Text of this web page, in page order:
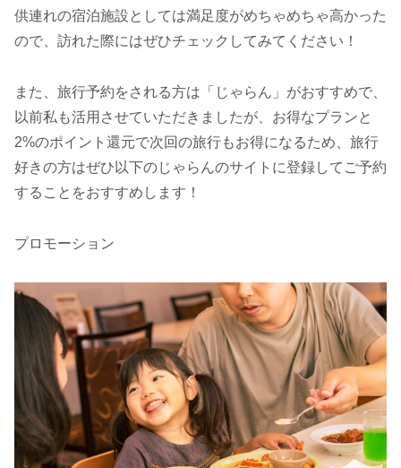
供連れの宿泊施設としては満足度がめちゃめちゃ高かった
ので、訪れた際にはぜひチェックしてみてください！
また、旅行予約をされる方は「じゃらん」がおすすめで、
以前私も活用させていただきましたが、お得なプランと
2%のポイント還元で次回の旅行もお得になるため、旅行
好きの方はぜひ以下のじゃらんのサイトに登録してご予約
することをおすすめします！
プロモーション